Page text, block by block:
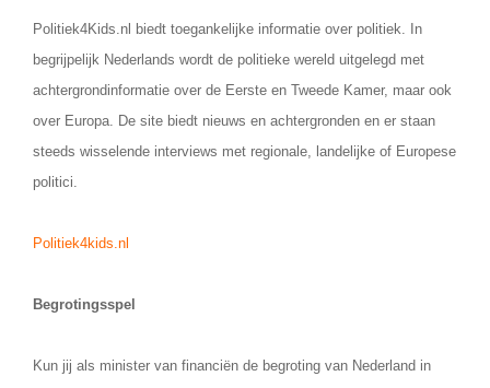
Politiek4Kids.nl biedt toegankelijke informatie over politiek. In
begrijpelijk Nederlands wordt de politieke wereld uitgelegd met
achtergrondinformatie over de Eerste en Tweede Kamer, maar ook
over Europa. De site biedt nieuws en achtergronden en er staan
steeds wisselende interviews met regionale, landelijke of Europese
politici.
Politiek4kids.nl
Begrotingsspel
Kun jij als minister van financiën de begroting van Nederland in